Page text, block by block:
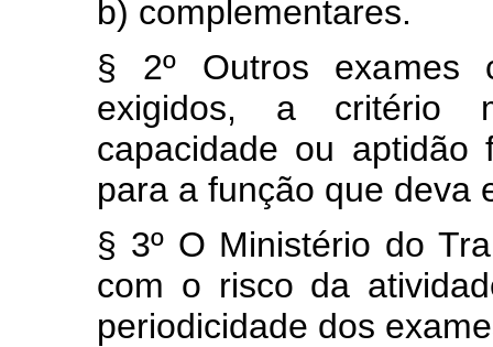
b) complementares.
§ 2º Outros exames
exigidos, a critério
capacidade ou
para a função que deva
§ 3º O Ministério do
com o risco da
periodicidade dos